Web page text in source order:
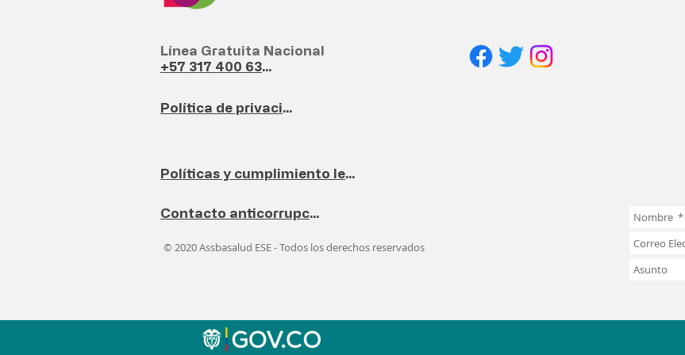
Línea Gratuita Nacional
+57 317 400 6380
Política de privacidad
Políticas y cumplimiento legal
Contacto anticorrupción
© 2020 Assbasalud ESE - Todos los derechos reservados